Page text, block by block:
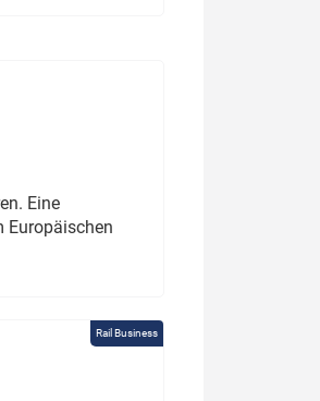
Eine
Europäischen
Rail Business